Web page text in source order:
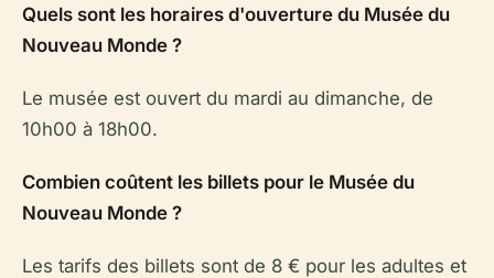
Quels sont les horaires d'ouverture du Musée du
Nouveau Monde ?
Le musée est ouvert du mardi au dimanche, de
10h00 à 18h00.
Combien coûtent les billets pour le Musée du
Nouveau Monde ?
Les tarifs des billets sont de 8 € pour les adultes et